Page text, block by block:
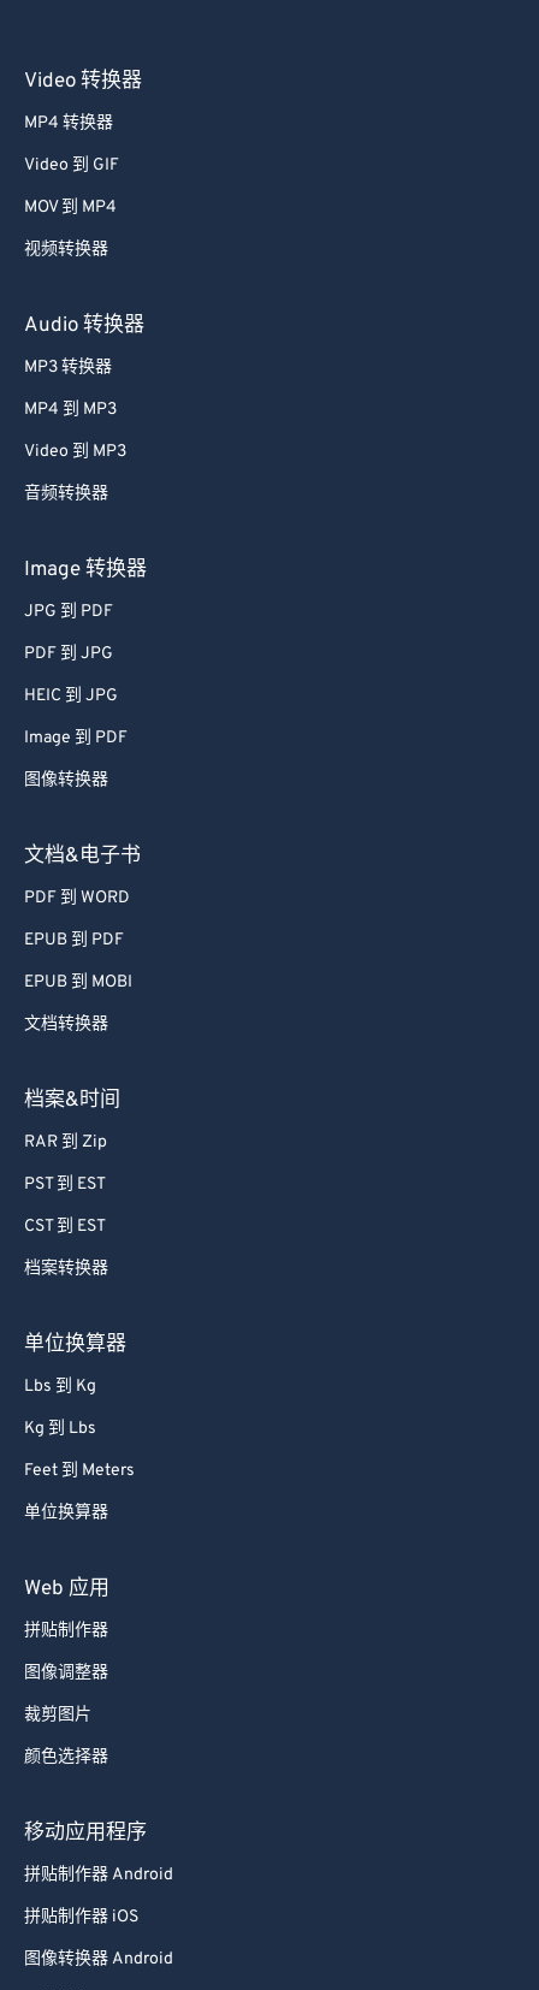
Video 转换器
MP4 转换器
Video 到 GIF
MOV 到 MP4
视频转换器
Audio 转换器
MP3 转换器
MP4 到 MP3
Video 到 MP3
音频转换器
Image 转换器
JPG 到 PDF
PDF 到 JPG
HEIC 到 JPG
Image 到 PDF
图像转换器
文档&电子书
PDF 到 WORD
EPUB 到 PDF
EPUB 到 MOBI
文档转换器
档案&时间
RAR 到 Zip
PST 到 EST
CST 到 EST
档案转换器
单位换算器
Lbs 到 Kg
Kg 到 Lbs
Feet 到 Meters
单位换算器
Web 应用
拼贴制作器
图像调整器
裁剪图片
颜色选择器
移动应用程序
拼贴制作器 Android
拼贴制作器 iOS
图像转换器 Android